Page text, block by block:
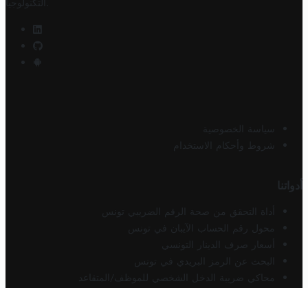
التكنولوجيا
سياسة الخصوصية
شروط وأحكام الاستخدام
أدواتنا
أداة التحقق من صحة الرقم الضريبي تونس
محول رقم الحساب الآيبان في تونس
أسعار صرف الدينار التونسي
البحث عن الرمز البريدي في تونس
محاكي ضريبة الدخل الشخصي للموظف/المتقاعد